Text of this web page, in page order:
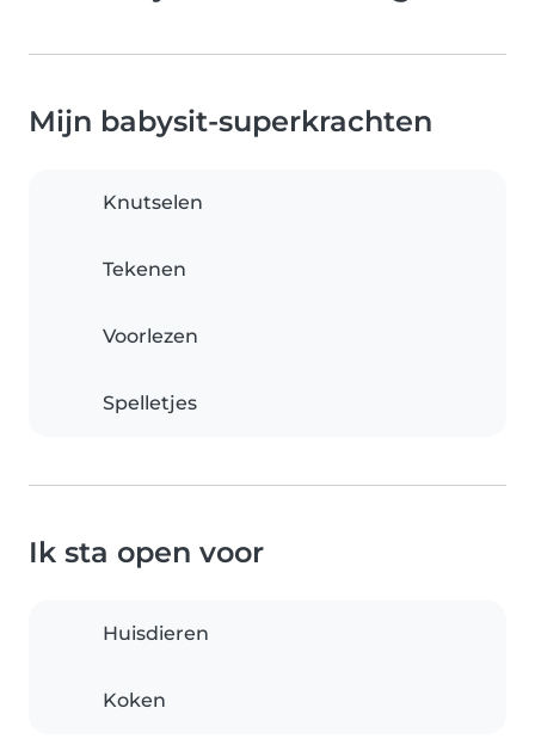
Mijn babysit-superkrachten
Knutselen
Tekenen
Voorlezen
Spelletjes
Ik sta open voor
Huisdieren
Koken